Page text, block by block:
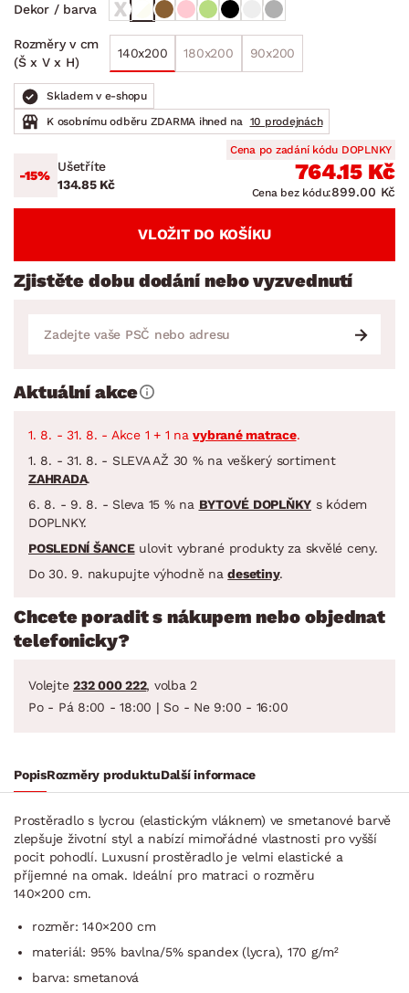
Dekor / barva
Rozměry v cm
(Š x V x H)
140x200 180x200 90x200
Skladem v e-shopu
K osobnímu odběru ZDARMA ihned na
10 prodejnách
-15%
Ušetříte
134.85 Kč
Cena po zadání kódu DOPLNKY
764.15 Kč
Cena bez kódu:899.00 Kč
VLOŽIT DO KOŠÍKU
Zjistěte dobu dodání nebo vyzvednutí
Aktuální akce
1. 8. - 31. 8. - Akce 1 + 1 navybrané matrace.
1. 8. - 31. 8. - SLEVA AŽ 30 % na veškerý sortiment
ZAHRADA.
6. 8. - 9. 8. - Sleva 15 % na BYTOVÉ DOPLŇKY s kódem
DOPLNKY.
POSLEDNÍ ŠANCEulovit vybrané produkty za skvělé ceny.
Do 30. 9. nakupujte výhodně nadesetiny.
Chcete poradit s nákupem nebo objednat
telefonicky?
Volejte 232 000 222, volba 2
Po - Pá 8:00 - 18:00 | So - Ne 9:00 - 16:00
PopisRozměry produktuDalší informace
Prostěradlo s lycrou (elastickým vláknem) ve smetanové barvě
zlepšuje životní styl a nabízí mimořádné vlastnosti pro vyšší
pocit pohodlí. Luxusní prostěradlo je velmi elastické a
příjemné na omak. Ideální pro matraci o rozměru
140×200 cm.
rozměr: 140×200 cm
materiál: 95% bavlna/5% spandex (lycra), 170 g/m²
barva: smetanová